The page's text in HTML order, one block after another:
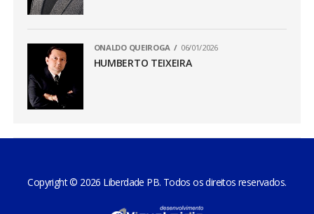
ONALDO QUEIROGA 06/01/2026
HUMBERTO TEIXEIRA
Copyright © 2026 Liberdade PB. Todos os direitos reservados.